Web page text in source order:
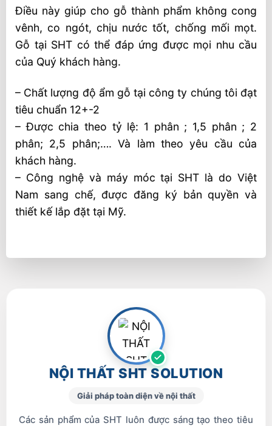
Điều này giúp cho gỗ thành phẩm không cong
vênh, co ngót, chịu nước tốt, chống mối mọt.
Gỗ tại SHT có thể đáp ứng được mọi nhu cầu
của Quý khách hàng.
– Chất lượng độ ẩm gỗ tại công ty chúng tôi đạt
tiêu chuẩn 12+-2
– Được chia theo tỷ lệ: 1 phân ; 1,5 phân ; 2
phân; 2,5 phân;…. Và làm theo yêu cầu của
khách hàng.
– Công nghệ và máy móc tại SHT là do Việt
Nam sang chế, được đăng ký bản quyền và
thiết kế lắp đặt tại Mỹ.
NỘI THẤT SHT SOLUTION
Giải pháp toàn diện về nội thất
Các sản phẩm của SHT luôn được sáng tạo theo tiêu